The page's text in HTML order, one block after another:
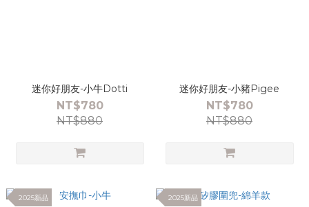
迷你好朋友-小牛Dotti
NT$780
NT$880
迷你好朋友-小豬Pigee
NT$780
NT$880
2025新品 2025新品